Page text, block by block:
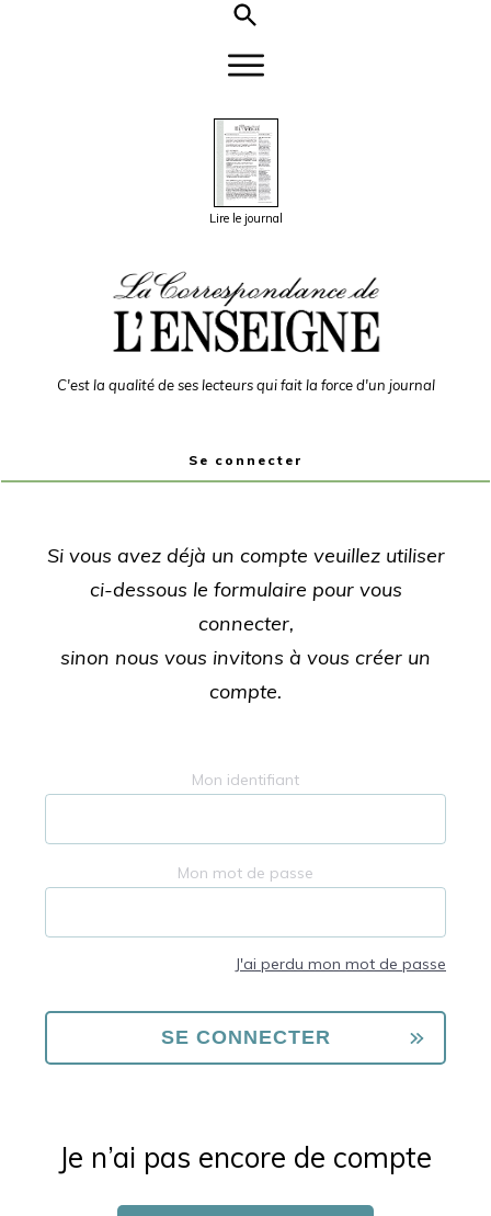
Lire le journal
C'est la qualité de ses lecteurs qui fait la force d'un journal
Se connecter
Si vous avez déjà un compte veuillez utiliser
ci-dessous le formulaire pour vous
connecter,
sinon nous vous invitons à vous créer un
compte.
Mon identifiant
Mon mot de passe
J'ai perdu mon mot de passe
Je n’ai pas encore de compte